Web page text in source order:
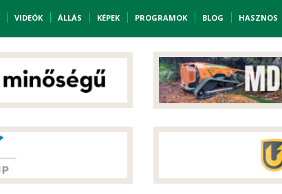
VIDEÓK ÁLLÁS KÉPEK PROGRAMOK BLOG HASZNOS